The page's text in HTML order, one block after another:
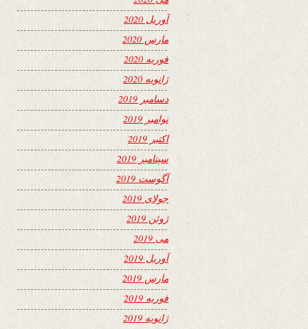
آوریل 2020
مارس 2020
فوریه 2020
ژانویه 2020
دسامبر 2019
نوامبر 2019
اکتبر 2019
سپتامبر 2019
آگوست 2019
جولای 2019
ژوئن 2019
می 2019
آوریل 2019
مارس 2019
فوریه 2019
ژانویه 2019